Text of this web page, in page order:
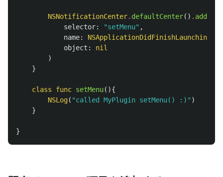
NSNotificationCenter. defaultCenter() .
selector: "setMenu" ,
name:
object :
nil
)
}
class func setMenu(){
NSLog( "called MyPlugin setMenu() :)" )
}
}